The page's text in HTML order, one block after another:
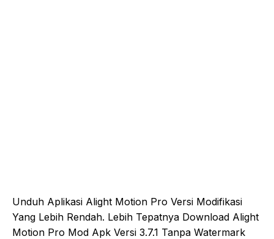
Unduh Aplikasi Alight Motion Pro Versi Modifikasi
Yang Lebih Rendah. Lebih Tepatnya Download Alight
Motion Pro Mod Apk Versi 3.7.1 Tanpa Watermark